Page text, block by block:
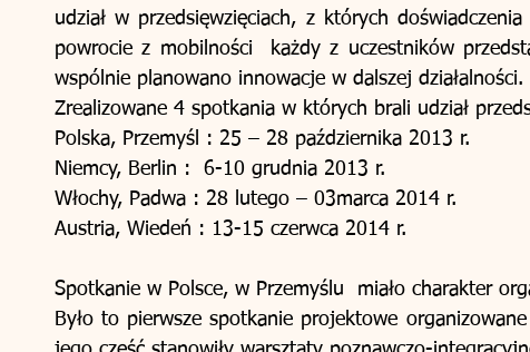
udział w przedsięwzięciach, z których
powrocie z mobilności  każdy z uczestników
wspólnie planowano innowacje w dalszej działalności.
Zrealizowane 4 spotkania w których brali udział
Polska, Przemyśl : 25 – 28 października 2013 r.
Niemcy, Berlin :  6-10 grudnia 2013 r.
Włochy, Padwa : 28 lutego – 03marca 2014 r.
Austria, Wiedeń : 13-15 czerwca 2014 r.
Spotkanie w Polsce, w Przemyślu  miało charakter
Było to pierwsze spotkanie projektowe